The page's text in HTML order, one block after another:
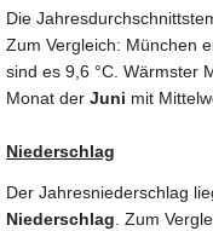
Die
Zum Vergleich: München
sind es 9,6 °C. Wärmster
Monat der Juni mit
Niederschlag
Der Jahresniederschlag
Niederschlag . Zum